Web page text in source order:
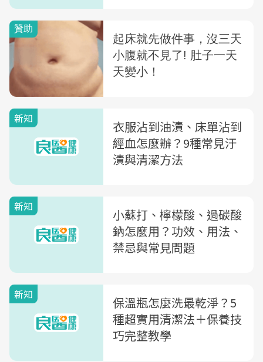
新知
衣服沾到油漬、床單沾到
經血怎麼辦？9種常見汙
漬與清潔方法
新知
小蘇打、檸檬酸、過碳酸
鈉怎麼用？功效、用法、
禁忌與常見問題
新知
保溫瓶怎麼洗最乾淨？5
種超實用清潔法＋保養技
巧完整教學